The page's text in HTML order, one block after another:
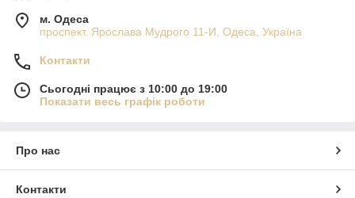
м. Одеса
проспект. Ярослава Мудрого 11-И, Одеса, Україна
Контакти
Сьогодні працює з 10:00 до 19:00
Показати весь графік роботи
Про нас
Контакти